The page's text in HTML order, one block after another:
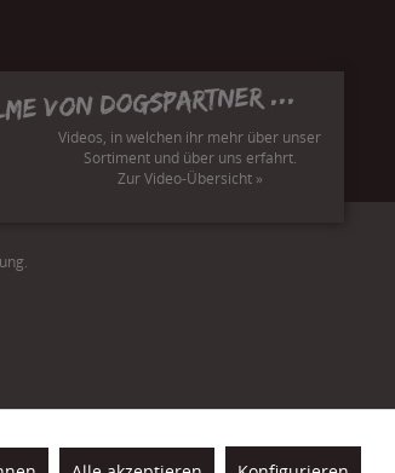
von Dogspartner ...
Videos, in welchen ihr mehr über unser
Sortiment und über uns erfahrt.
Zur Video-Übersicht »